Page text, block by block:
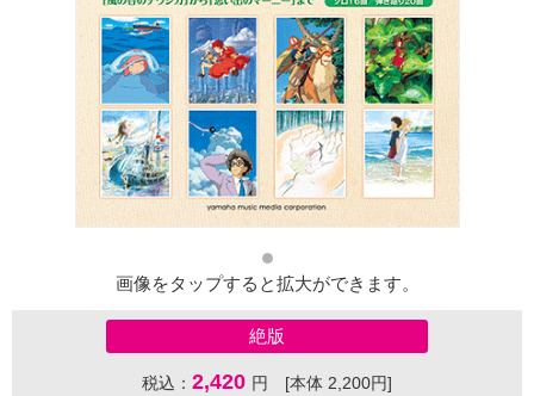
画像をタップすると拡大ができます。
絶版
税込： 2,420 円 [本体 2,200円]